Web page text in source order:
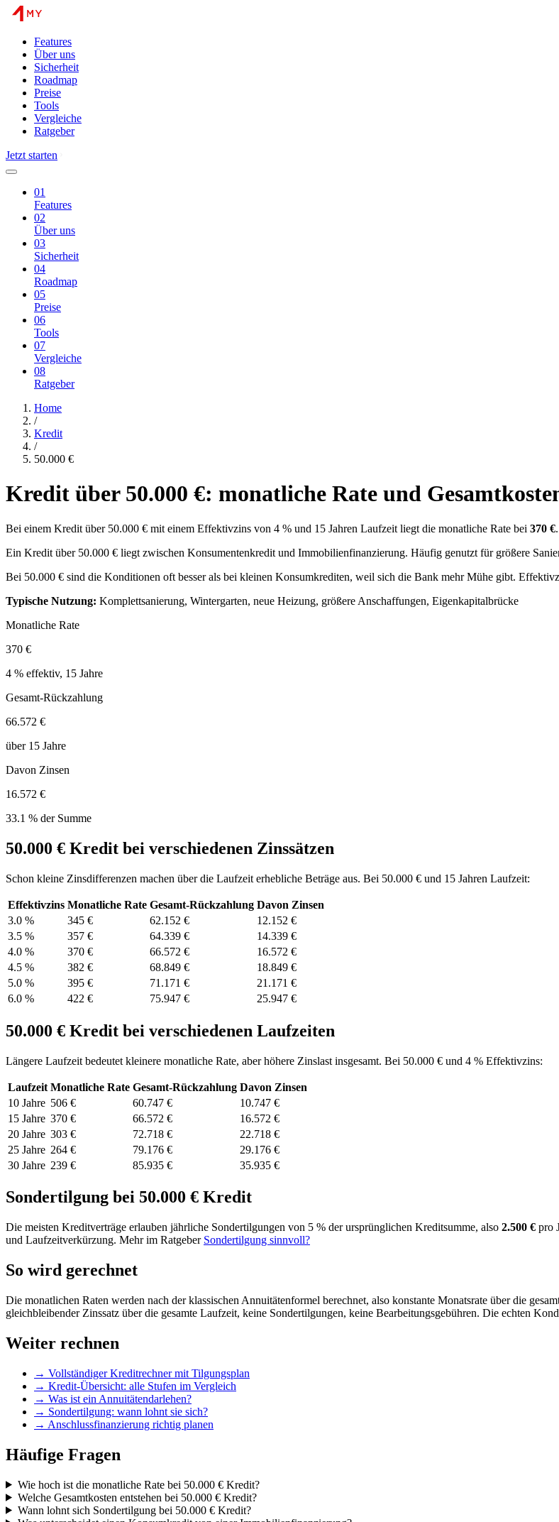
Features
Über uns
Sicherheit
Roadmap
Preise
Tools
Vergleiche
Ratgeber
Jetzt starten
01
Features
02
Über uns
03
Sicherheit
04
Roadmap
05
Preise
06
Tools
07
Vergleiche
08
Ratgeber
Home
/
Kredit
/
50.000 €
Kredit über 50.000 €: monatliche Rate und
Bei einem Kredit über 50.000 € mit einem Effektivzins von 4 % und 15 Jahren Laufzeit liegt die monatliche Rate bei 370 €
Ein Kredit über 50.000 € liegt zwischen Konsumentenkredit und Immobilienfinanzierung. Häufig genutzt für größere
Bei 50.000 € sind die Konditionen oft besser als bei kleinen Konsumkrediten, weil sich die Bank mehr Mühe gibt.
Typische Nutzung: Komplettsanierung, Wintergarten, neue Heizung, größere Anschaffungen, Eigenkapitalbrücke
Monatliche Rate
370 €
4 % effektiv, 15 Jahre
Gesamt-Rückzahlung
66.572 €
über 15 Jahre
Davon Zinsen
16.572 €
33.1 % der Summe
50.000 € Kredit bei verschiedenen Zinssätzen
Schon kleine Zinsdifferenzen machen über die Laufzeit erhebliche Beträge aus. Bei 50.000 € und 15 Jahren Laufzeit:
Effektivzins Monatliche Rate Gesamt-Rückzahlung Davon Zinsen
3.0 % 345 € 62.152 €
12.152 €
3.5 % 357 € 64.339 €
14.339 €
4.0 % 370 € 66.572 €
16.572 €
4.5 % 382 € 68.849 €
18.849 €
5.0 % 395 € 71.171 €
21.171 €
6.0 % 422 € 75.947 € 25.947 €
50.000 € Kredit bei verschiedenen Laufzeiten
Längere Laufzeit bedeutet kleinere monatliche Rate, aber höhere Zinslast insgesamt. Bei 50.000 € und 4 % Effektivzins:
Laufzeit Monatliche Rate Gesamt-Rückzahlung Davon Zinsen
10 Jahre 506 € 60.747 €
10.747 €
15 Jahre 370 € 66.572 €
16.572 €
20 Jahre 303 € 72.718 €
22.718 €
25 Jahre 264 € 79.176 €
29.176 €
30 Jahre 239 € 85.935 € 35.935 €
Sondertilgung bei 50.000 € Kredit
Die meisten Kreditverträge erlauben jährliche Sondertilgungen von 5 % der ursprünglichen Kreditsumme, also 2.500 € pro
und Laufzeitverkürzung. Mehr im Ratgeber Sondertilgung sinnvoll?
So wird gerechnet
Die monatlichen Raten werden nach der klassischen Annuitätenformel berechnet, also konstante Monatsrate über die
gleichbleibender Zinssatz über die gesamte Laufzeit, keine Sondertilgungen, keine Bearbeitungsgebühren. Die echten
Weiter rechnen
→ Vollständiger Kreditrechner mit Tilgungsplan
→ Kredit-Übersicht: alle Stufen im Vergleich
→ Was ist ein Annuitätendarlehen?
→ Sondertilgung: wann lohnt sie sich?
→ Anschlussfinanzierung richtig planen
Häufige Fragen
Wie hoch ist die monatliche Rate bei 50.000 € Kredit?
Welche Gesamtkosten entstehen bei 50.000 € Kredit?
Wann lohnt sich Sondertilgung bei 50.000 € Kredit?